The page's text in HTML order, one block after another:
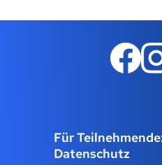
Für
Datenschutz